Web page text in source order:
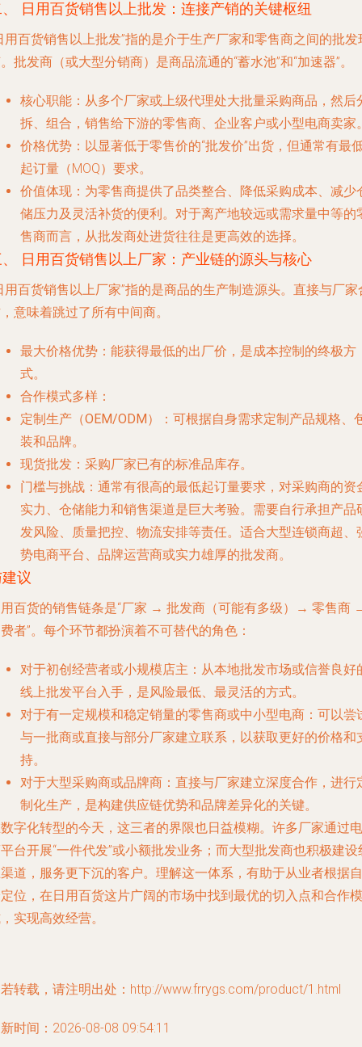
日用百货销售以上批发：连接产销的关键枢纽
用百货销售以上批发”指的是介于生产厂家和零售商之间的批发
批发商（或大型分销商）是商品流通的“蓄水池”和“加速器”。
核心职能 ：从多个厂家或上级代理处大批量采购商品，然后
拆、组合，销售给下游的零售商、企业客户或小型电商卖家
价格优势 ：以显著低于零售价的“批发价”出货，但通常有最
起订量（MOQ）要求。
价值体现 ：为零售商提供了品类整合、降低采购成本、减少
储压力及灵活补货的便利。对于离产地较远或需求量中等的
售商而言，从批发商处进货往往是更高效的选择。
日用百货销售以上厂家：产业链的源头与核心
用百货销售以上厂家”指的是商品的生产制造源头。直接与厂家
意味着跳过了所有中间商。
最大价格优势 ：能获得最低的出厂价，是成本控制的终极方
式。
合作模式多样 ：
定制生产（OEM/ODM）
：可根据自身需求定制产品规格、
装和品牌。
现货批发 ：采购厂家已有的标准品库存。
门槛与挑战 ：通常有很高的最低起订量要求，对采购商的资
实力、仓储能力和销售渠道是巨大考验。需要自行承担产品
发风险、质量把控、物流安排等责任。适合大型连锁商超、
势电商平台、品牌运营商或实力雄厚的批发商。
议
百货的销售链条是“厂家 → 批发商（可能有多级）→ 零售商
者”。每个环节都扮演着不可替代的角色：
对于初创经营者或小规模店主 ：从本地批发市场或信誉良好
线上批发平台入手，是风险最低、最灵活的方式。
对于有一定规模和稳定销量的零售商或中小型电商 ：可以尝
与一批商或直接与部分厂家建立联系，以获取更好的价格和
持。
对于大型采购商或品牌商 ：直接与厂家建立深度合作，进行
制化生产，是构建供应链优势和品牌差异化的关键。
字化转型的今天，这三者的界限也日益模糊。许多厂家通过电
台开展“一件代发”或小额批发业务；而大型批发商也积极建设
道，服务更下沉的客户。理解这一体系，有助于从业者根据自
位，在日用百货这片广阔的市场中找到最优的切入点和合作模
实现高效经营。
转载，请注明出处：http://www.frrygs.com/product/1.html
时间：2026-08-08 09:54:11